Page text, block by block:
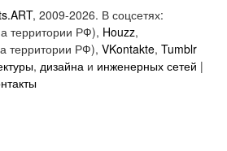
, 2009-2026. В соцсетях:
территории РФ), Houzz,
территории РФ), VKontakte, Tumblr
, дизайна и инженерных сетей |